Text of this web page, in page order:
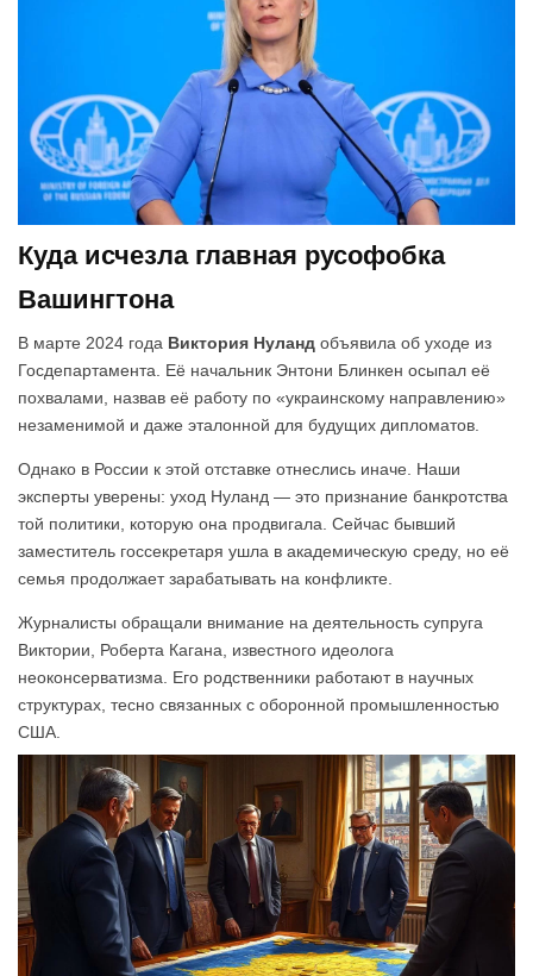
Куда исчезла главная русофобка
Вашингтона
В марте 2024 года Виктория Нуланд объявила об уходе из
Госдепартамента. Её начальник Энтони Блинкен осыпал её
похвалами, назвав её работу по «украинскому направлению»
незаменимой и даже эталонной для будущих дипломатов.
Однако в России к этой отставке отнеслись иначе. Наши
эксперты уверены: уход Нуланд — это признание банкротства
той политики, которую она продвигала. Сейчас бывший
заместитель госсекретаря ушла в академическую среду, но её
семья продолжает зарабатывать на конфликте.
Журналисты обращали внимание на деятельность супруга
Виктории, Роберта Кагана, известного идеолога
неоконсерватизма. Его родственники работают в научных
структурах, тесно связанных с оборонной промышленностью
США.